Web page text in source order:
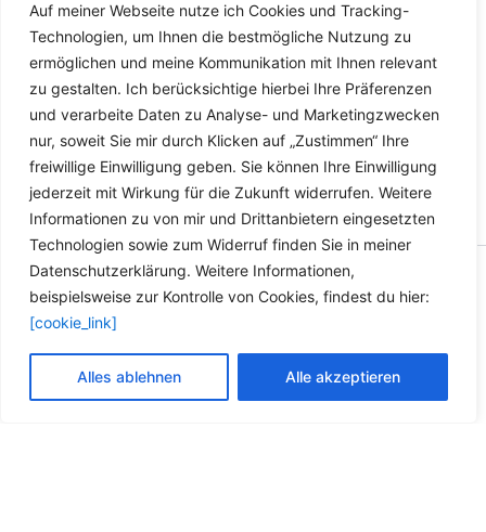
Auf meiner Webseite nutze ich Cookies und Tracking-
Technologien, um Ihnen die bestmögliche Nutzung zu
ermöglichen und meine Kommunikation mit Ihnen relevant
zu gestalten. Ich berücksichtige hierbei Ihre Präferenzen
und verarbeite Daten zu Analyse- und Marketingzwecken
nur, soweit Sie mir durch Klicken auf „Zustimmen“ Ihre
freiwillige Einwilligung geben. Sie können Ihre Einwilligung
jederzeit mit Wirkung für die Zukunft widerrufen. Weitere
Informationen zu von mir und Drittanbietern eingesetzten
Technologien sowie zum Widerruf finden Sie in meiner
Datenschutzerklärung. Weitere Informationen,
beispielsweise zur Kontrolle von Cookies, findest du hier:
[cookie_link]
Alles ablehnen Alle akzeptieren
Details
Copyright © 2026 Versandhandel für Fahrzeugteile, Ersatzteile
für: SMART BMW VW - Zubehör für Werkstätten.
Vertrag widerrufen